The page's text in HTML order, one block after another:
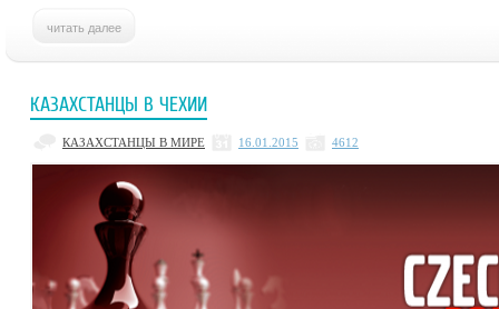
КАЗАХСТАНЦЫ В ЧЕХИИ
КАЗАХСТАНЦЫ В МИРЕ 16.01.2015 4612